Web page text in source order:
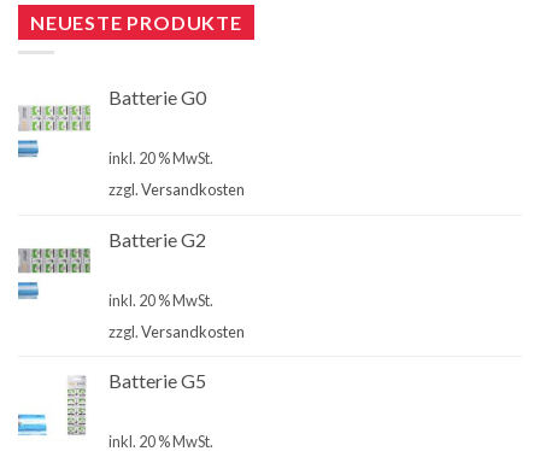
NEUESTE PRODUKTE
Batterie G0
inkl. 20 % MwSt.
zzgl.Versandkosten
Batterie G2
inkl. 20 % MwSt.
zzgl.Versandkosten
Batterie G5
inkl. 20 % MwSt.